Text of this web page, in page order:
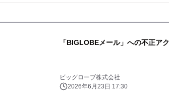
「BIGLOBEメール」への不正ア
ビッグローブ株式会社
2026年6月23日 17:30